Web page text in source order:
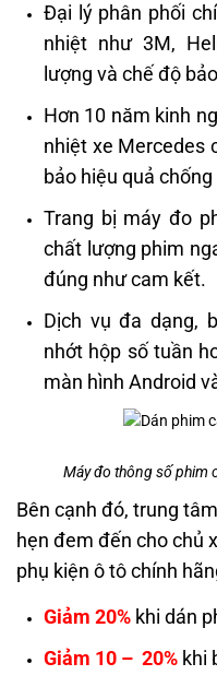
Đại lý phân phối
nhiệt như 3M,
lượng và chế độ
Hơn 10 năm kinh
nhiệt xe Mercedes
bảo hiệu quả
Trang bị máy đo
chất lượng phim
đúng như cam kết.
Dịch vụ đa dạng,
nhớt hộp số tuần
màn hình Android
Máy đo thông số phim
Bên cạnh đó, trung
hẹn đem đến cho chủ
phụ kiện ô tô chính
Giảm 20% khi dán
Giảm 10 – 20% khi